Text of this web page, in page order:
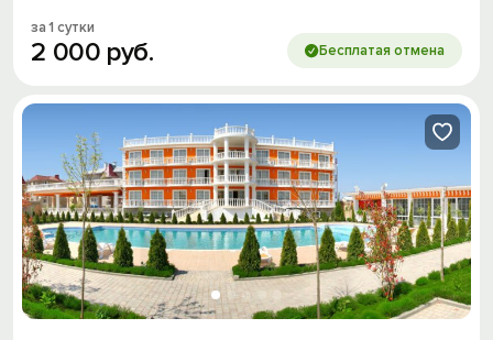
за 1 сутки
2 000 руб. Бесплатая отмена